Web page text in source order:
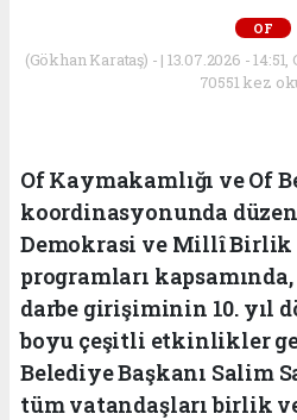
OF
(Gökhan Karataş) - | 13.07.2026 -
70551 kez
Of Kaymakamlığı ve Of
koordinasyonunda
Demokrasi ve Millî Birlik
programları
darbe girişiminin 10. yıl
boyu çeşitli etkinlikler
Belediye Başkanı Salim
tüm vatandaşları birlik